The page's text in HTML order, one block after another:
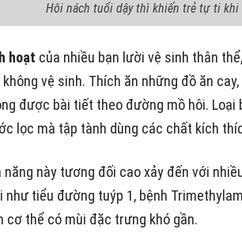
Hôi nách tuổi dậy thì khiến trẻ tự ti khi
hoạt của nhiều bạn l ười vệ sinh thân thể
vệ sinh. Thích ăn những đồ ăn
được bài tiết theo đường mồ hôi. Loại
lọc mà tập tành dùng các chất kích
năng này tương đối cao xảy đến với
như tiểu đường tuýp 1, bệnh
cơ thể có mùi đặc trưng khó gần.